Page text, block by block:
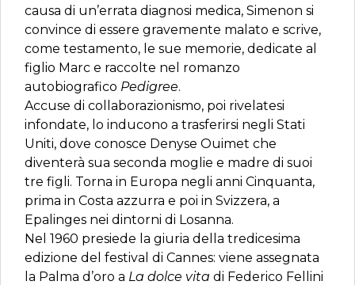
causa di un’errata diagnosi medica, Simenon si
convince di essere gravemente malato e scrive,
come testamento, le sue memorie, dedicate al
figlio Marc e raccolte nel romanzo
autobiografico Pedigree.
Accuse di collaborazionismo, poi rivelatesi
infondate, lo inducono a trasferirsi negli Stati
Uniti, dove conosce Denyse Ouimet che
diventerà sua seconda moglie e madre di suoi
tre figli. Torna in Europa negli anni Cinquanta,
prima in Costa azzurra e poi in Svizzera, a
Epalinges nei dintorni di Losanna.
Nel 1960 presiede la giuria della tredicesima
edizione del festival di Cannes: viene assegnata
la Palma d’oro a La dolce vita di Federico Fellini